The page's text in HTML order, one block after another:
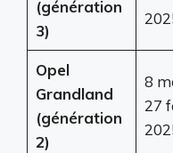
(génération
3)
Opel
Grandland
(génération
2)
8
27